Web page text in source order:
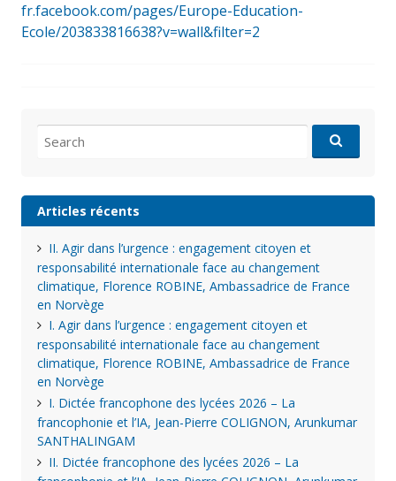
fr.facebook.com/pages/Europe-Education-
Ecole/203833816638?v=wall&filter=2
for:
Articles récents
II. Agir dans l’urgence : engagement citoyen et
responsabilité internationale face au changement
climatique, Florence ROBINE, Ambassadrice de France
en Norvège
I. Agir dans l’urgence : engagement citoyen et
responsabilité internationale face au changement
climatique, Florence ROBINE, Ambassadrice de France
en Norvège
I. Dictée francophone des lycées 2026 – La
francophonie et l’IA, Jean-Pierre COLIGNON, Arunkumar
SANTHALINGAM
II. Dictée francophone des lycées 2026 – La